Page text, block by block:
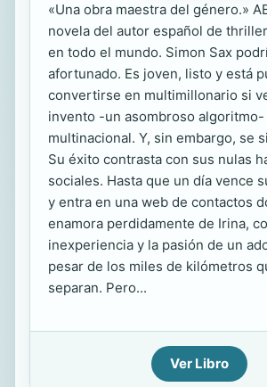
«Una obra maestra del género.»
novela del autor español de
en todo el mundo. Simon Sax
afortunado. Es joven, listo y está
convertirse en multimillonario si
invento -un asombroso algoritmo-
multinacional. Y, sin embargo, se
Su éxito contrasta con sus nulas
sociales. Hasta que un día vence
y entra en una web de contactos
enamora perdidamente de Irina,
inexperiencia y la pasión de un
pesar de los miles de kilómetros
separan. Pero...
Ver Libro